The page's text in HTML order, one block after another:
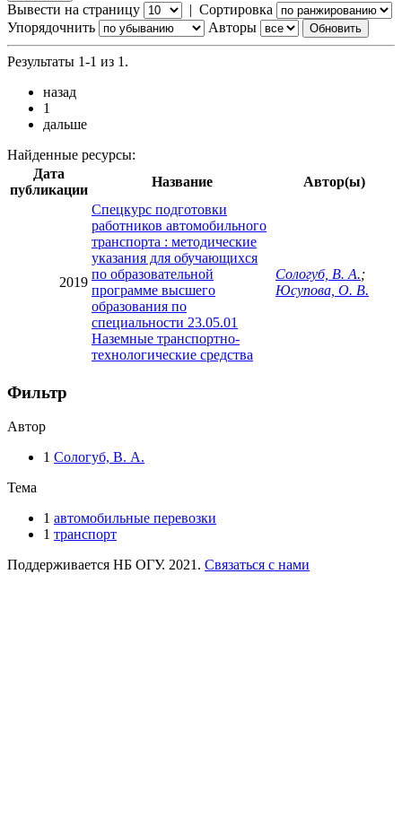
Вывести на страницу | Сортировка
Упорядочнить
Авторы
Результаты 1-1 из 1.
назад
1
дальше
Найденные ресурсы:
Дата
публикации
Название Автор(ы)
2019
Спецкурс подготовки
работников автомобильного
транспорта : методические
указания для обучающихся
по образовательной
программе высшего
образования по
специальности 23.05.01
Наземные транспортно-
технологические средства
Сологуб, В. А.;
Юсупова, О. В.
Фильтр
Автор
1 Сологуб, В. А.
Тема
1 автомобильные перевозки
1 транспорт
Поддерживается НБ ОГУ. 2021. Связаться с нами